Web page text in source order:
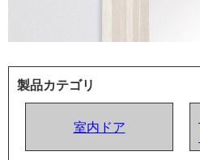
製品カテゴリ
室内ドア